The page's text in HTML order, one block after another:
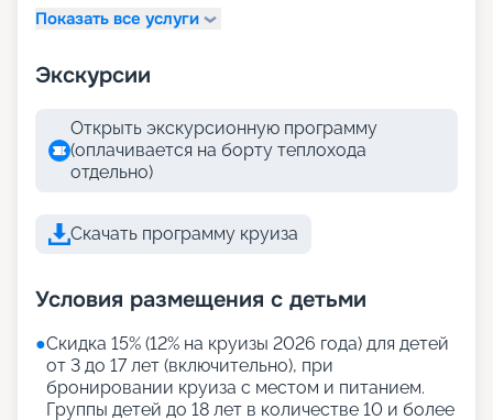
Показать все услуги
Экскурсии
Открыть экскурсионную программу
(оплачивается на борту теплохода
отдельно)
Скачать программу круиза
Условия размещения с детьми
●Скидка 15% (12% на круизы 2026 года) для детей
от 3 до 17 лет (включительно), при
бронировании круиза с местом и питанием.
Группы детей до 18 лет в количестве 10 и более